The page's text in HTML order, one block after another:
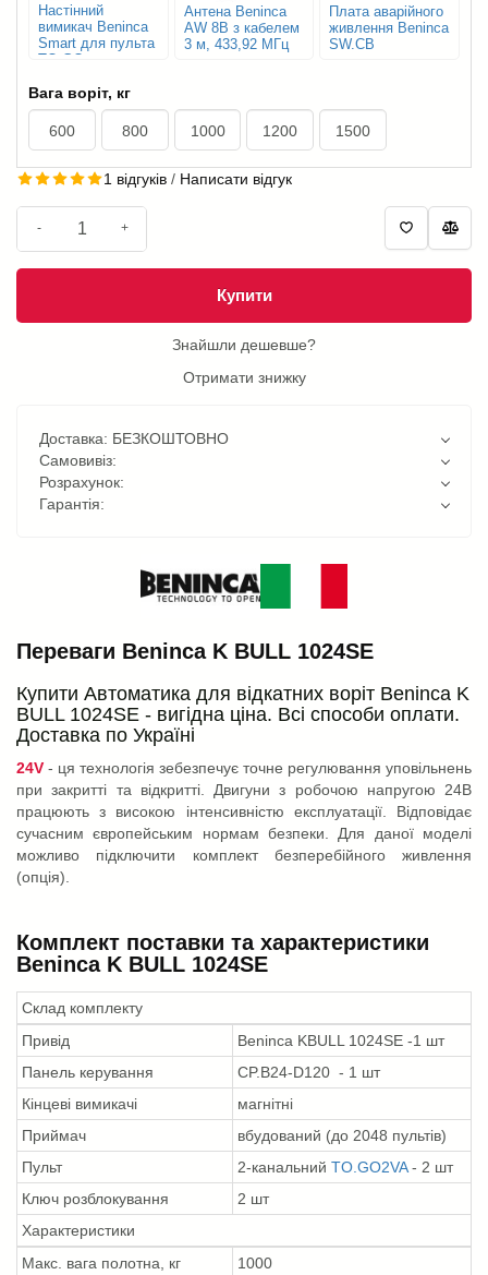
Настінний
вимикач Beninca
Smart для пульта
TO.GO
Антена Beninca
AW 8B з кабелем
3 м, 433,92 МГц
Плата аварійного
живлення Beninca
SW.CB
Вага воріт, кг
600 800 1000 1200 1500
1 відгуків / Написати відгук
- +
Купити
Знайшли дешевше?
Отримати знижку
Доставка: БЕЗКОШТОВНО
Самовивіз:
Розрахунок:
Гарантія:
Переваги Beninca K BULL 1024SE
Купити Автоматика для відкатних воріт Beninca K
BULL 1024SE - вигідна ціна. Всі способи оплати.
Доставка по Україні
24V - ця технологія зебезпечує точне регулювання уповільнень
при закритті та відкритті. Двигуни з робочою напругою 24В
працюють з високою інтенсивністю експлуатації. Відповідає
сучасним європейським нормам безпеки. Для даної моделі
можливо підключити комплект безперебійного живлення
(опція).
Комплект поставки та характеристики
Beninca K BULL 1024SE
Склад комплекту
Привід
Beninca KBULL 1024SE -1 шт
Панель керування
CP.B24-D120 - 1 шт
Кінцеві вимикачі
магнітні
Приймач
вбудований (до 2048 пультів)
Пульт
2-канальний TO.GO2VA- 2 шт
Ключ розблокування
2 шт
Характеристики
Макс. вага полотна, кг
1000